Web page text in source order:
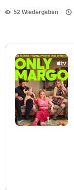
52 Wiedergaben